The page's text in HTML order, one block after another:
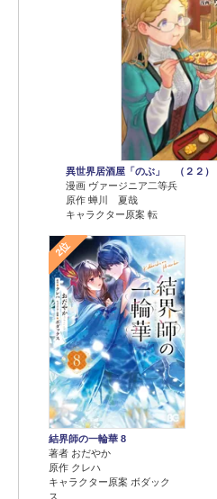
異世界居酒屋「のぶ」 （２２）
漫画 ヴァージニア二等兵
原作 蝉川 夏哉
キャラクター原案 転
2位
結界師の一輪華 8
著者 おだやか
原作 クレハ
キャラクター原案 ボダック
ス